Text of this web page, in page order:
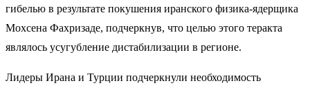
гибелью в результате покушения иранского физика-ядерщика
Мохсена Фахризаде, подчеркнув, что целью этого теракта
являлось усугубление дистабилизации в регионе.
Лидеры Ирана и Турции подчеркнули необходимость